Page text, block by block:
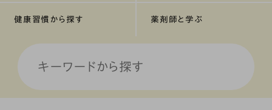
健康習慣から探す 薬剤師と学ぶ